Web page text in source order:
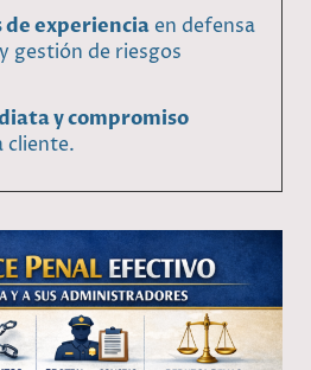
de experiencia en defensa
gestión de riesgos
y compromiso
cliente.